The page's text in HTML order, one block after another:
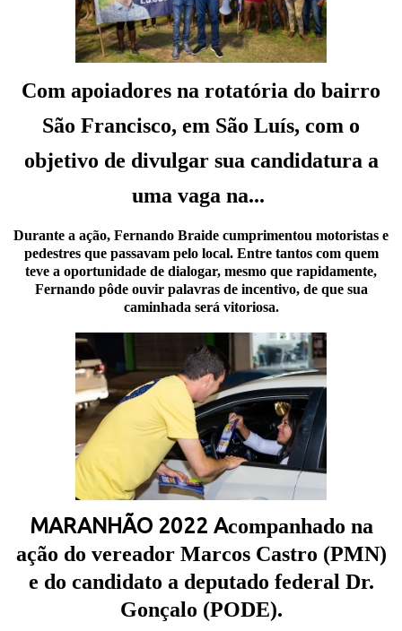
Com apoiadores na rotatória do bairro
São Francisco, em São Luís, com o
objetivo de divulgar sua candidatura a
uma vaga na...
Durante a ação, Fernando Braide cumprimentou motoristas e
pedestres que passavam pelo local. Entre tantos com quem
teve a oportunidade de dialogar, mesmo que rapidamente,
Fernando pôde ouvir palavras de incentivo, de que sua
caminhada será vitoriosa.
MARANHÃO 2022 Acompanhado na
ação do vereador Marcos Castro (PMN)
e do candidato a deputado federal Dr.
Gonçalo (PODE).